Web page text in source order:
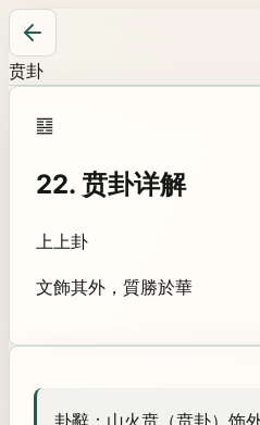
贲卦
䷕
22. 贲卦详解
上上卦
文飾其外，質勝於華
卦辭： 山火贲（贲卦）饰